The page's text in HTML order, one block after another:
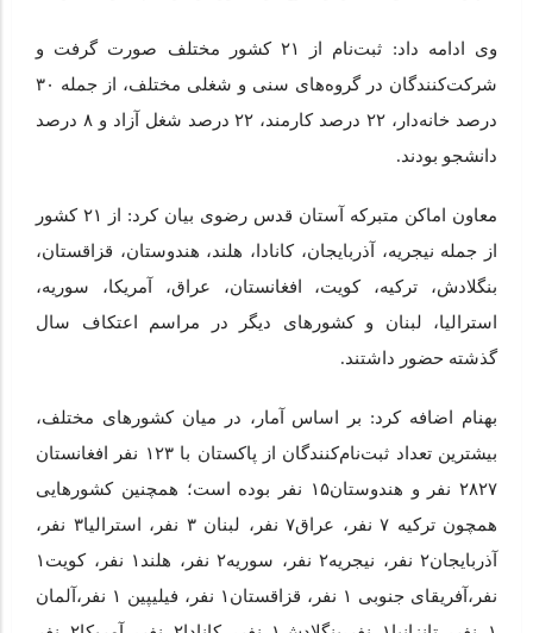
وی ادامه داد: ثبت‌نام از ۲۱ کشور مختلف صورت گرفت و
شرکت‌کنندگان در گروه‌های سنی و شغلی مختلف، از جمله ۳۰
درصد خانه‌دار، ۲۲ درصد کارمند، ۲۲ درصد شغل آزاد و ۸ درصد
دانشجو بودند.
معاون اماکن متبرکه آستان قدس رضوی بیان کرد: از ۲۱ کشور
از جمله نیجریه، آذربایجان، کانادا، هلند، هندوستان، قزاقستان،
بنگلادش، ترکیه، کویت، افغانستان، عراق، آمریکا، سوریه،
استرالیا، لبنان و کشورهای دیگر در مراسم اعتکاف سال
گذشته حضور داشتند.
بهنام اضافه کرد: بر اساس آمار، در میان کشورهای مختلف،
بیشترین تعداد ثبت‌نام‌کنندگان از پاکستان با ۱۲۳ نفر افغانستان
۲۸۲۷ نفر و هندوستان۱۵ نفر بوده است؛ همچنین کشورهایی
همچون ترکیه ۷ نفر، عراق۷ نفر، لبنان ۳ نفر، استرالیا۳ نفر،
آذربایجان۲ نفر، نیجریه۲ نفر، سوریه۲ نفر، هلند۱ نفر، کویت۱
نفر،آفریقای جنوبی ۱ نفر، قزاقستان۱ نفر، فیلیپین ۱ نفر،آلمان